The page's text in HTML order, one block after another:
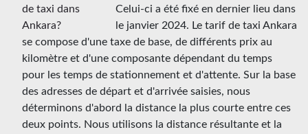
Celui-ci a été fixé en dernier lieu dans
le janvier 2024. Le tarif de taxi Ankara
se compose d'une taxe de base, de différents prix au
kilomètre et d'une composante dépendant du temps
pour les temps de stationnement et d'attente. Sur la base
des adresses de départ et d'arrivée saisies, nous
déterminons d'abord la distance la plus courte entre ces
deux points. Nous utilisons la distance résultante et la